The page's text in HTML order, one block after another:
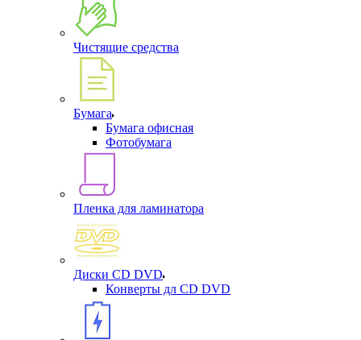
Чистящие средства
Бумага
Бумага офисная
Фотобумага
Пленка для ламинатора
Диски CD DVD
Конверты дл CD DVD